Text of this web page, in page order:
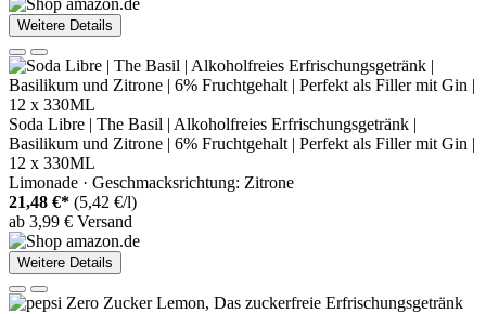
Weitere Details
Soda Libre | The Basil | Alkoholfreies Erfrischungsgetränk |
Basilikum und Zitrone | 6% Fruchtgehalt | Perfekt als Filler mit Gin |
12 x 330ML
Limonade · Geschmacksrichtung: Zitrone
21,48 €* (5,42 €/l)
ab 3,99 € Versand
Weitere Details